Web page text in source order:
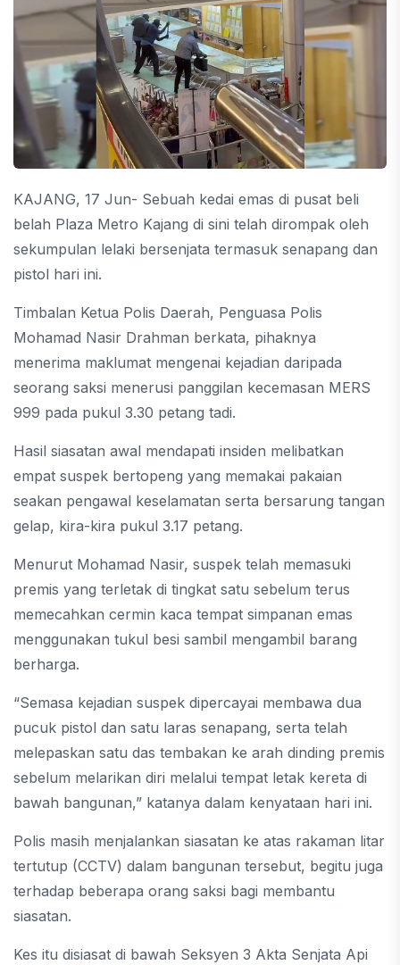
KAJANG, 17 Jun- Sebuah kedai emas di pusat beli
belah Plaza Metro Kajang di sini telah dirompak oleh
sekumpulan lelaki bersenjata termasuk senapang dan
pistol hari ini.
Timbalan Ketua Polis Daerah, Penguasa Polis
Mohamad Nasir Drahman berkata, pihaknya
menerima maklumat mengenai kejadian daripada
seorang saksi menerusi panggilan kecemasan MERS
999 pada pukul 3.30 petang tadi.
Hasil siasatan awal mendapati insiden melibatkan
empat suspek bertopeng yang memakai pakaian
seakan pengawal keselamatan serta bersarung tangan
gelap, kira-kira pukul 3.17 petang.
Menurut Mohamad Nasir, suspek telah memasuki
premis yang terletak di tingkat satu sebelum terus
memecahkan cermin kaca tempat simpanan emas
menggunakan tukul besi sambil mengambil barang
berharga.
“Semasa kejadian suspek dipercayai membawa dua
pucuk pistol dan satu laras senapang, serta telah
melepaskan satu das tembakan ke arah dinding premis
sebelum melarikan diri melalui tempat letak kereta di
bawah bangunan,” katanya dalam kenyataan hari ini.
Polis masih menjalankan siasatan ke atas rakaman litar
tertutup (CCTV) dalam bangunan tersebut, begitu juga
terhadap beberapa orang saksi bagi membantu
siasatan.
Kes itu disiasat di bawah Seksyen 3 Akta Senjata Api